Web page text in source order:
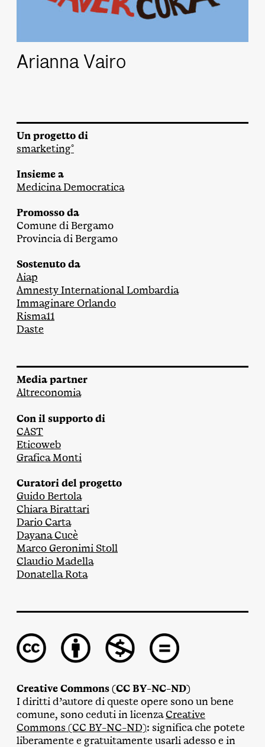
Arianna Vairo
Un progetto di
smarketing°
Insieme a
Medicina Democratica
Promosso da
Comune di Bergamo
Provincia di Bergamo
Sostenuto da
Aiap
Amnesty International Lombardia
Immaginare Orlando
Risma11
Daste
Media partner
Altreconomia
Con il supporto di
CAST
Eticoweb
Grafica Monti
Curatori del progetto
Guido Bertola
Chiara Birattari
Dario Carta
Dayana Cucè
Marco Geronimi Stoll
Claudio Madella
Donatella Rota
Creative Commons (CC BY-NC-ND)
I diritti d’autore di queste opere sono un bene
comune, sono ceduti in licenzaCreative
Commons (CC BY-NC-ND): significa che potete
liberamente e gratuitamente usarli adesso e in